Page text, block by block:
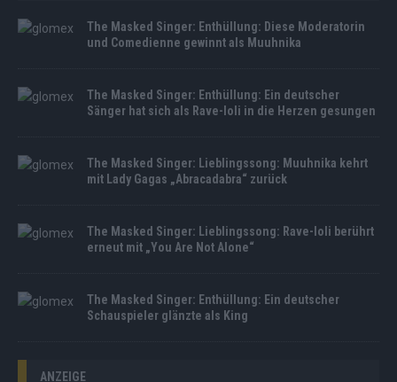
The Masked Singer: Enthüllung: Diese Moderatorin
und Comedienne gewinnt als Muuhnika
The Masked Singer: Enthüllung: Ein deutscher
Sänger hat sich als Rave-Ioli in die Herzen gesungen
The Masked Singer: Lieblingssong: Muuhnika kehrt
mit Lady Gagas „Abracadabra“ zurück
The Masked Singer: Lieblingssong: Rave-Ioli berührt
erneut mit „You Are Not Alone“
The Masked Singer: Enthüllung: Ein deutscher
Schauspieler glänzte als King
ANZEIGE